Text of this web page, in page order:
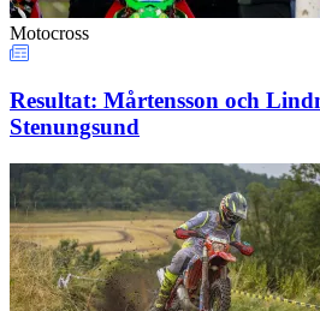
Motocross
Resultat: Mårtensson och
Stenungsund